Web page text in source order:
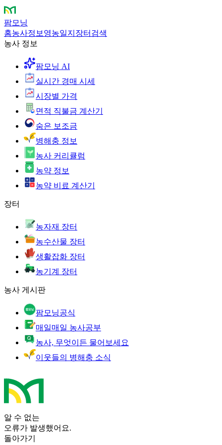
팜모닝
홈농사정보 영농일지 장터 검색
농사 정보
팜모닝 AI
실시간 경매 시세
시장별 가격
면적 직불금 계산기
숨은 보조금
병해충 정보
농사 커리큘럼
농약 정보
농약 비료 계산기
장터
농자재 장터
농수산물 장터
생활잡화 장터
농기계 장터
농사 게시판
팜모닝공식
매일매일 농사공부
농사, 무엇이든 물어보세요
이웃들의 병해충 소식
알 수 없는
오류가 발생했어요.
돌아가기